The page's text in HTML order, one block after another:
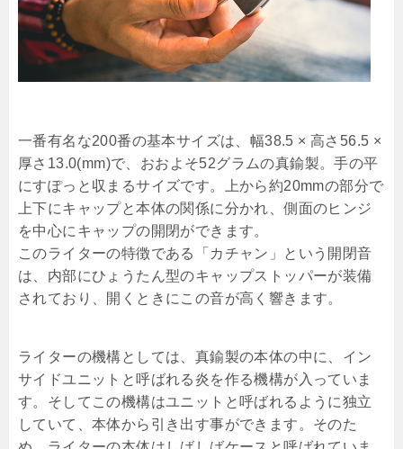
一番有名な200番の基本サイズは、幅38.5 × 高さ56.5 ×
厚さ13.0(mm)で、おおよそ52グラムの真鍮製。手の平
にすぽっと収まるサイズです。上から約20mmの部分で
上下にキャップと本体の関係に分かれ、側面のヒンジ
を中心にキャップの開閉ができます。
このライターの特徴である「カチャン」という開閉音
は、内部にひょうたん型のキャップストッパーが装備
されており、開くときにこの音が高く響きます。
ライターの機構としては、真鍮製の本体の中に、イン
サイドユニットと呼ばれる炎を作る機構が入っていま
す。そしてこの機構はユニットと呼ばれるように独立
していて、本体から引き出す事ができます。そのた